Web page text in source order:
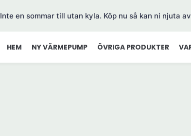
Inte en sommar till utan kyla. Köp nu så kan ni njuta
HEM NY VÄRMEPUMP ÖVRIGA PRODUKTER